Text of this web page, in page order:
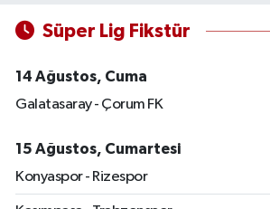
Süper Lig Fikstür
14 Ağustos, Cuma
Galatasaray - Çorum FK
15 Ağustos, Cumartesi
Konyaspor - Rizespor